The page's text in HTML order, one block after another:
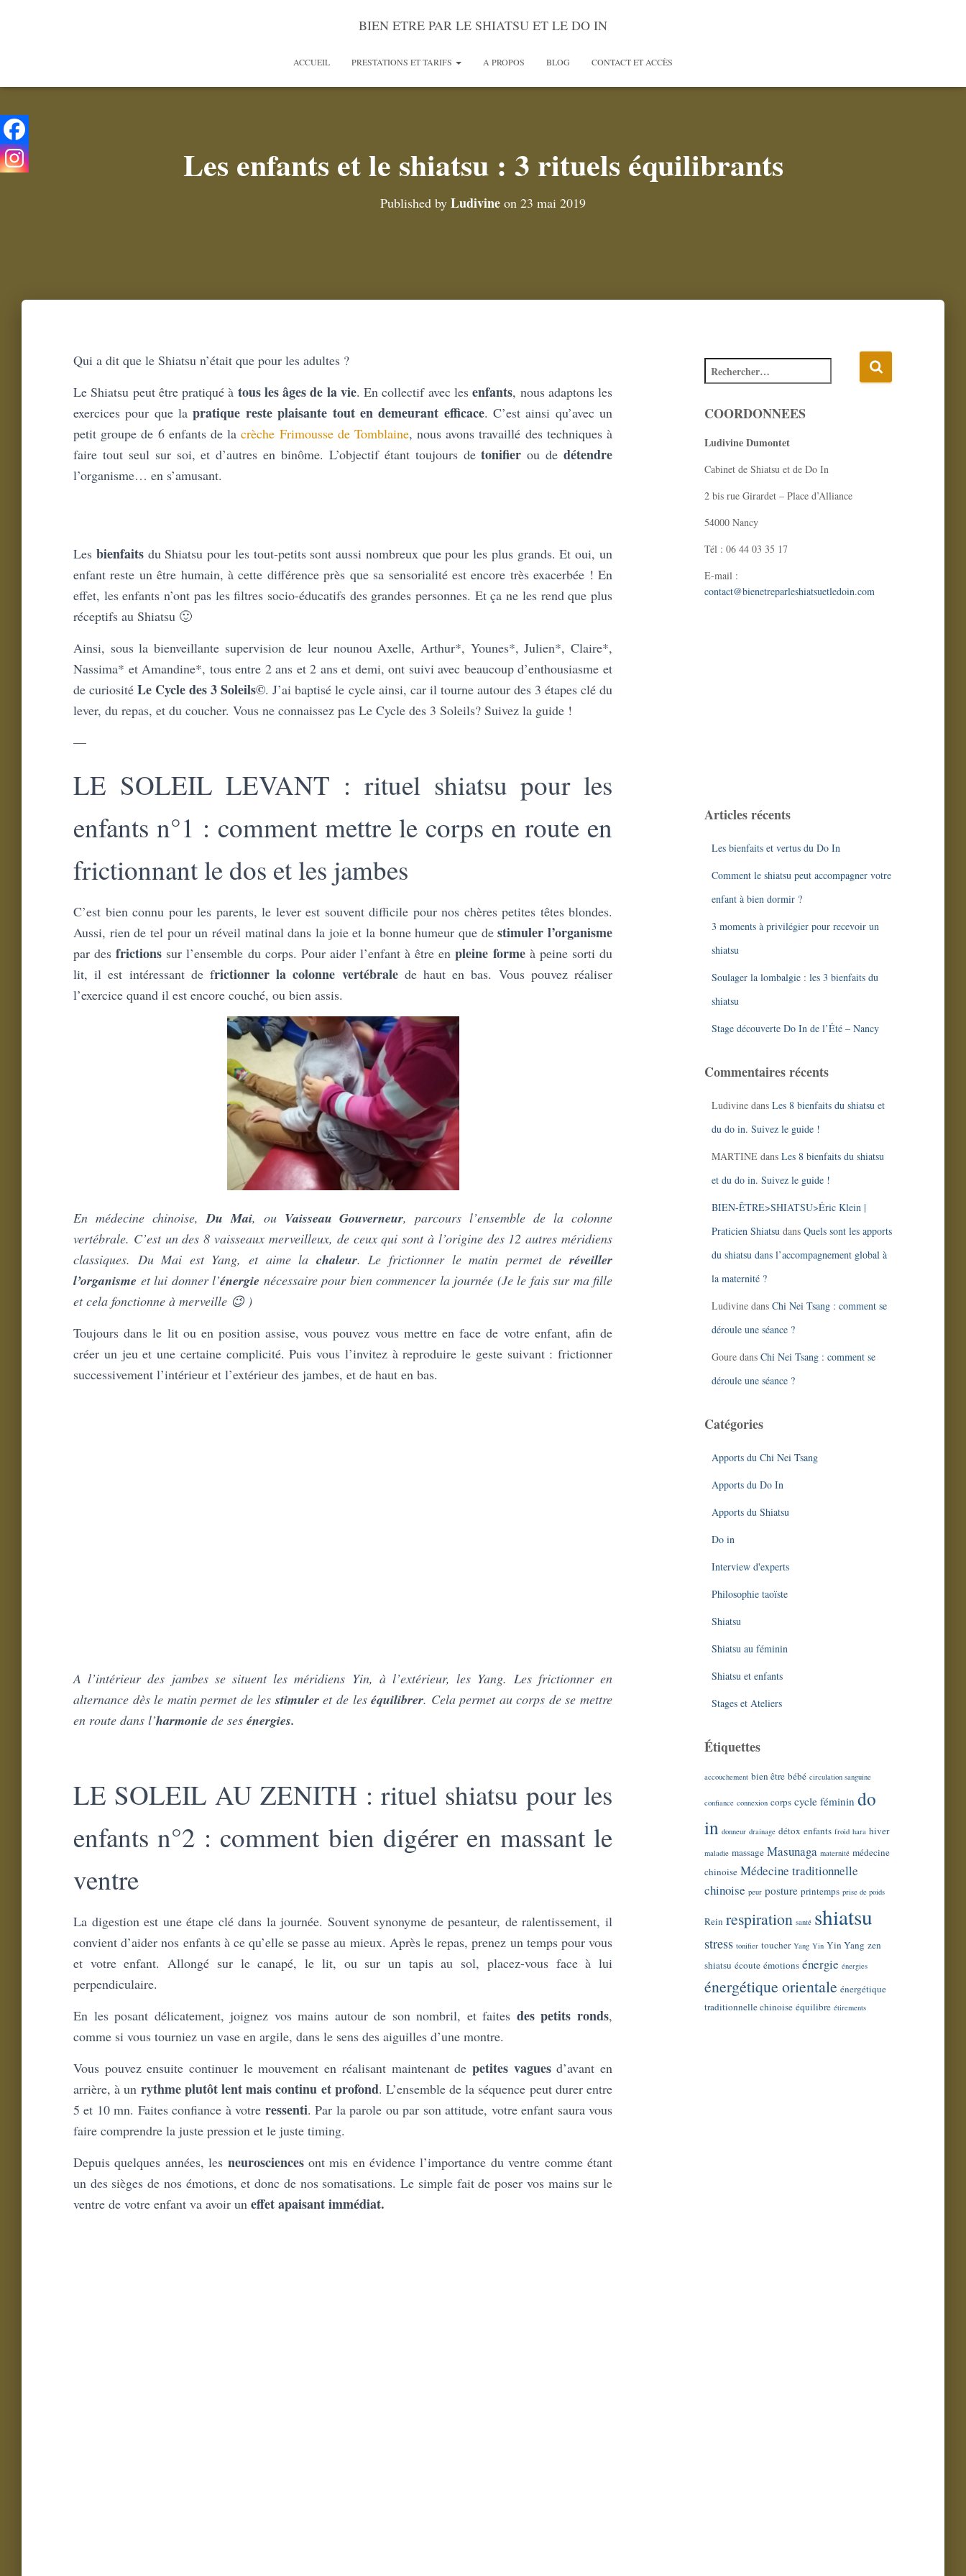
BIEN ETRE PAR LE SHIATSU ET LE DO IN
ACCUEIL PRESTATIONS ET TARIFS A PROPOS BLOG CONTACT ET ACCÈS
Les enfants et le shiatsu : 3 rituels équilibrants
Published by Ludivine on 23 mai 2019
Qui a dit que le Shiatsu n’était que pour les adultes ?
Le Shiatsu peut être pratiqué à tous les âges de la vie. En collectif avec lesenfants, nous adaptons les
exercices pour que lapratique reste plaisante tout en demeurant efficace. C’est ainsi qu’avec un
petit groupe de 6 enfants de lacrèche Frimousse de Tomblaine, nous avons travaillé des techniques à
faire tout seul sur soi, et d’autres en binôme. L’objectif étant toujours detonifier ou de détendre
l’organisme… en s’amusant.
Les bienfaitsdu Shiatsu pour les tout-petits sont aussi nombreux que pour les plus grands. Et oui, un
enfant reste un être humain, à cette différence près que sa sensorialité est encore très exacerbée ! En
effet, les enfants n’ont pas les filtres socio-éducatifs des grandes personnes. Et ça ne les rend que plus
réceptifs au Shiatsu 🙂
Ainsi, sous la bienveillante supervision de leur nounou Axelle, Arthur*, Younes*, Julien*, Claire*,
Nassima* et Amandine*, tous entre 2 ans et 2 ans et demi, ont suivi avec beaucoup d’enthousiasme et
de curiositéLe Cycle des 3 Soleils©. J’ai baptisé le cycle ainsi, car il tourne autour des 3 étapes clé du
lever, du repas, et du coucher. Vous ne connaissez pas Le Cycle des 3 Soleils? Suivez la guide !
—
LE SOLEIL LEVANT : rituel shiatsu pour les
enfants n°1 : comment mettre le corps en route en
frictionnant le dos et les jambes
C’est bien connu pour les parents, le lever est souvent difficile pour nos chères petites têtes blondes.
Aussi, rien de tel pour un réveil matinal dans la joie et la bonne humeur que destimuler l’organisme
par desfrictions sur l’ensemble du corps. Pour aider l’enfant à être enpleine formeà peine sorti du
lit, il est intéressant de frictionner la colonne vertébralede haut en bas. Vous pouvez réaliser
l’exercice quand il est encore couché, ou bien assis.
En médecine chinoise,Du Mai, ou Vaisseau Gouverneur, parcours l’ensemble de la colonne
vertébrale. C’est un des 8 vaisseaux merveilleux, de ceux qui sont à l’origine des 12 autres méridiens
classiques. Du Mai est Yang, et aime la chaleur. Le frictionner le matin permet deréveiller
l’organisme et lui donner l’énergie nécessaire pour bien commencer la journée (Je le fais sur ma fille
et cela fonctionne à merveille 😉 )
Toujours dans le lit ou en position assise, vous pouvez vous mettre en face de votre enfant, afin de
créer un jeu et une certaine complicité. Puis vous l’invitez à reproduire le geste suivant : frictionner
successivement l’intérieur et l’extérieur des jambes, et de haut en bas.
A l’intérieur des jambes se situent les méridiens Yin, à l’extérieur, les Yang. Les frictionner en
alternance dès le matin permet de lesstimuleret de leséquilibrer. Cela permet au corps de se mettre
en route dans l’harmonie de ses énergies.
LE SOLEIL AU ZENITH : rituel shiatsu pour les
enfants n°2 : comment bien digérer en massant le
ventre
La digestion est une étape clé dans la journée. Souvent synonyme de pesanteur, de ralentissement, il
convient d’aider nos enfants à ce qu’elle se passe au mieux. Après le repas, prenez un temps pour vous
et votre enfant. Allongé sur le canapé, le lit, ou sur un tapis au sol, placez-vous face à lui
perpendiculaire.
En les posant délicatement, joignez vos mains autour de son nombril, et faites des petits ronds,
comme si vous tourniez un vase en argile, dans le sens des aiguilles d’une montre.
Vous pouvez ensuite continuer le mouvement en réalisant maintenant de petites vaguesd’avant en
arrière, à un rythme plutôt lent mais continu et profond. L’ensemble de la séquence peut durer entre
5 et 10 mn. Faites confiance à votre ressenti. Par la parole ou par son attitude, votre enfant saura vous
faire comprendre la juste pression et le juste timing.
Depuis quelques années, les neurosciencesont mis en évidence l’importance du ventre comme étant
un des sièges de nos émotions, et donc de nos somatisations. Le simple fait de poser vos mains sur le
ventre de votre enfant va avoir un effet apaisant immédiat.
COORDONNEES
Ludivine Dumontet
Cabinet de Shiatsu et de Do In
2 bis rue Girardet – Place d’Alliance
54000 Nancy
Tél : 06 44 03 35 17
E-mail :
contact@bienetreparleshiatsuetledoin.com
Articles récents
Les bienfaits et vertus du Do In
Comment le shiatsu peut accompagner votre
enfant à bien dormir ?
3 moments à privilégier pour recevoir un
shiatsu
Soulager la lombalgie : les 3 bienfaits du
shiatsu
Stage découverte Do In de l’Été – Nancy
Commentaires récents
Ludivinedans Les 8 bienfaits du shiatsu et
du do in. Suivez le guide !
MARTINEdans Les 8 bienfaits du shiatsu
et du do in. Suivez le guide !
BIEN-ÊTRE>SHIATSU>Éric Klein |
Praticien Shiatsudans Quels sont les apports
du shiatsu dans l’accompagnement global à
la maternité ?
Ludivinedans Chi Nei Tsang : comment se
déroule une séance ?
Gouredans Chi Nei Tsang : comment se
déroule une séance ?
Catégories
Apports du Chi Nei Tsang
Apports du Do In
Apports du Shiatsu
Do in
Interview d'experts
Philosophie taoïste
Shiatsu
Shiatsu au féminin
Shiatsu et enfants
Stages et Ateliers
Étiquettes
accouchement bien être bébé circulation sanguine
confiance connexion corps cycle féminin do
in donneur drainage détox enfants froid hara hiver
maladie massage Masunaga maternité médecine
chinoise Médecine traditionnelle
chinoise peur posture printemps prise de poids
Rein respiration santé shiatsu
stress tonifier toucher Yang Yin Yin Yang zen
shiatsu écoute émotions énergie énergies
énergétique orientale énergétique
traditionnelle chinoise équilibre étirements